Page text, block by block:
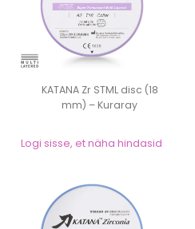
KATANA Zr STML disc (18
mm) – Kuraray
Logi sisse, et näha hindasid